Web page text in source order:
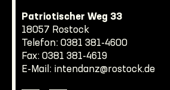
Patriotischer Weg 33
18057 Rostock
Telefon: 0381 381-4600
Fax: 0381 381-4619
E-Mail: intendanz@rostock.de